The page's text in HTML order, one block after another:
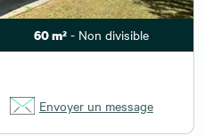
60 m²- Non divisible
Envoyer un message